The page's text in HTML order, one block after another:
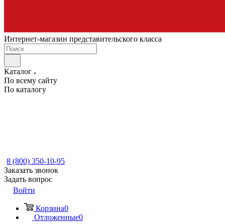
Интернет-магазин представительского класса
Каталог
По всему сайту
По каталогу
8 (800) 350-10-95
Заказать звонок
Задать вопрос
Войти
Корзина0
Отложенные0